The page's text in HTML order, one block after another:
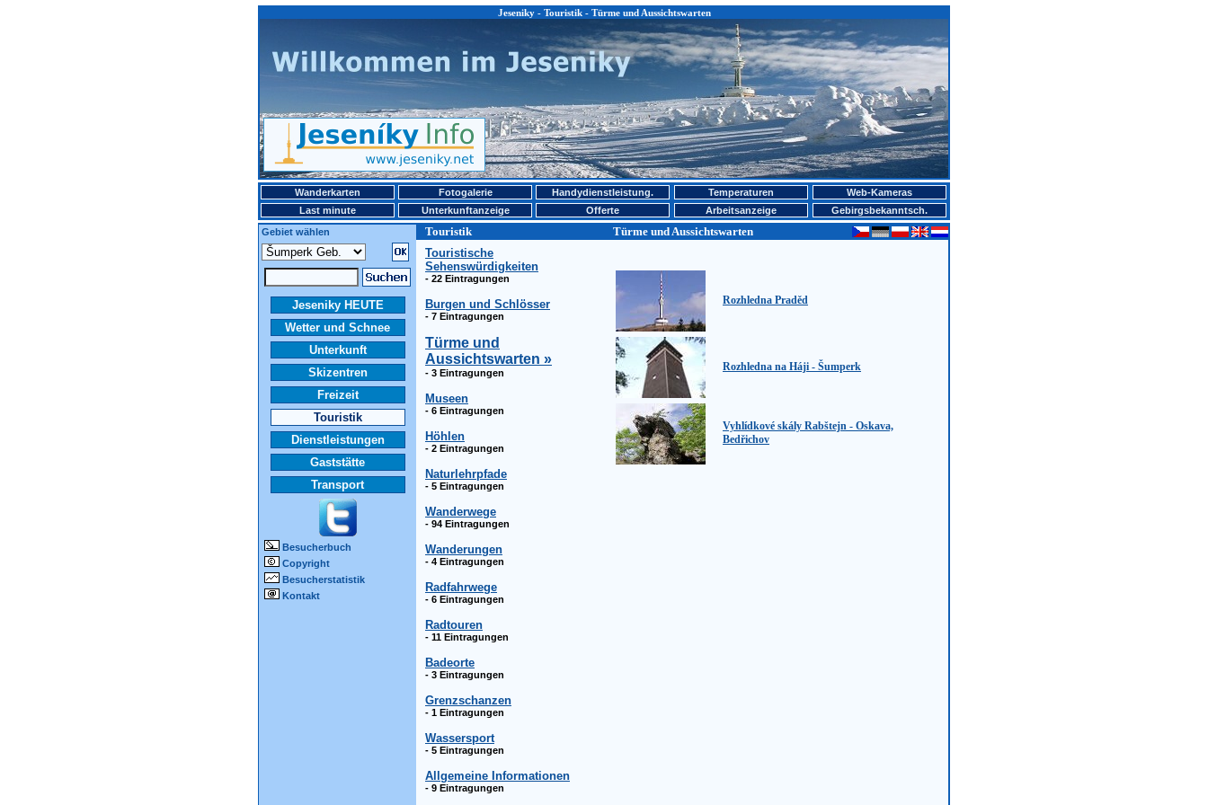
Jeseniky - Touristik - Türme und Aussichtswarten
Wanderkarten Fotogalerie Handydienstleistung. Temperaturen
Web-Kameras
Last minute
Unterkunftanzeige Offerte Arbeitsanzeige
Gebirgsbekanntsch.
Gebiet wählen
Touristik Türme und Aussichtswarten
Jeseniky HEUTE
Wetter und Schnee
Unterkunft
Skizentren
Freizeit
Touristik
Dienstleistungen
Gaststätte
Transport
Besucherbuch
Copyright
Besucherstatistik
Kontakt
Touristische
Sehenswürdigkeiten
- 22 Eintragungen
Burgen und Schlösser
- 7 Eintragungen
Türme und
Aussichtswarten »
- 3 Eintragungen
Museen
- 6 Eintragungen
Höhlen
- 2 Eintragungen
Naturlehrpfade
- 5 Eintragungen
Wanderwege
- 94 Eintragungen
Wanderungen
- 4 Eintragungen
Radfahrwege
- 6 Eintragungen
Radtouren
- 11 Eintragungen
Badeorte
- 3 Eintragungen
Grenzschanzen
- 1 Eintragungen
Wassersport
- 5 Eintragungen
Allgemeine Informationen
- 9 Eintragungen
Rozhledna Praděd
Rozhledna na Háji - Šumperk
Vyhlídkové skály Rabštejn - Oskava,
Bedřichov